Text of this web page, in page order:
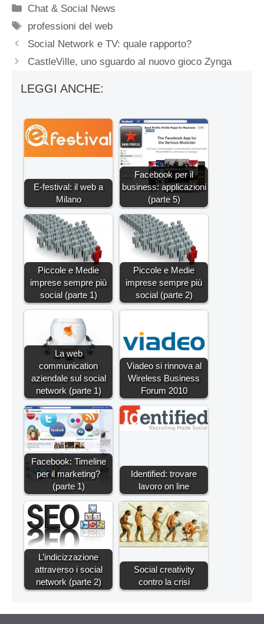
Categorie
Chat & Social News
Tag
professioni del web
Social Network e TV: quale rapporto?
CastleVille, uno sguardo al nuovo gioco Zynga
LEGGI ANCHE:
E-festival: il web a
Milano
Facebook per il
business: applicazioni
(parte 5)
Piccole e Medie
imprese sempre più
social (parte 1)
Piccole e Medie
imprese sempre più
social (parte 2)
La web
communication
aziendale sul social
network (parte 1)
Viadeo si rinnova al
Wireless Business
Forum 2010
Facebook: Timeline
per il marketing?
(parte 1)
Identified: trovare
lavoro on line
L’indicizzazione
attraverso i social
network (parte 2)
Social creativity
contro la crisi